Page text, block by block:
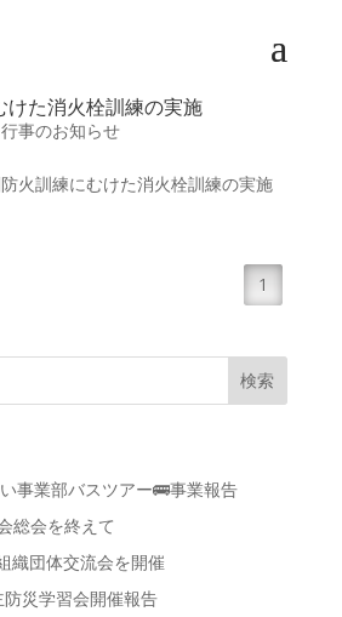
けた消火栓訓練の実施
行事のお知らせ
火訓練にむけた消火栓訓練の実施
1
事業部バスツアー🚌事業報告
総会を終えて
団体交流会を開催
災学習会開催報告